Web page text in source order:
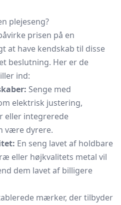
plejeseng?
prisen på en
at have kendskab til disse
beslutning. Her er de
ind:
Senge med
elektrisk justering,
eller integrerede
være dyrere.
En seng lavet af holdbare
eller højkvalitets metal vil
dem lavet af billigere
mærker, der tilbyder